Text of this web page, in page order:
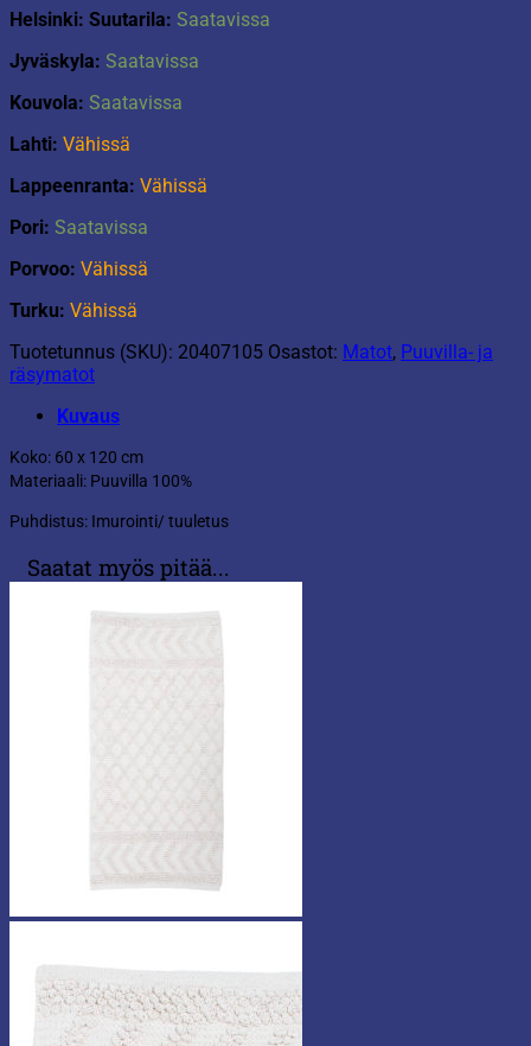
Helsinki: Suutarila: Saatavissa
Jyväskyla: Saatavissa
Kouvola: Saatavissa
Lahti: Vähissä
Lappeenranta: Vähissä
Pori: Saatavissa
Porvoo: Vähissä
Turku: Vähissä
Tuotetunnus (SKU): 20407105 Osastot: Matot, Puuvilla- ja
räsymatot
Kuvaus
Koko: 60 x 120 cm
Materiaali: Puuvilla 100%
Puhdistus: Imurointi/ tuuletus
Saatat myös pitää...